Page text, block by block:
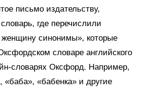
письмо издательству,
где перечислили
синонимы», которые
словаре английского
словарях Оксфорд. Например,
«баба», «бабенка» и другие